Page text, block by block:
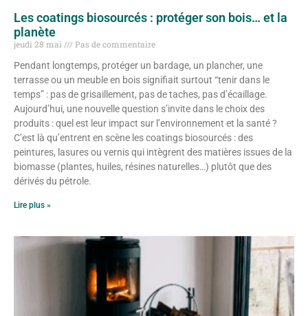
Les coatings biosourcés : protéger son bois… et la
planète
jeudi 28 mai
Pas de commentaire
Pendant longtemps, protéger un bardage, un plancher, une
terrasse ou un meuble en bois signifiait surtout “tenir dans le
temps” : pas de grisaillement, pas de taches, pas d’écaillage.
Aujourd’hui, une nouvelle question s’invite dans le choix des
produits : quel est leur impact sur l’environnement et la santé ?
C’est là qu’entrent en scène les coatings biosourcés : des
peintures, lasures ou vernis qui intègrent des matières issues de la
biomasse (plantes, huiles, résines naturelles…) plutôt que des
dérivés du pétrole.
Lire plus »